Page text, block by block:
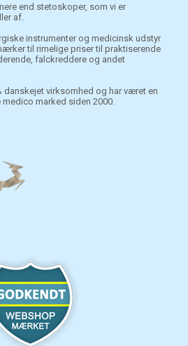
end stetoskoper, som vi er
af.
instrumenter og medicinsk udstyr
til rimelige priser til praktiserende
falckreddere og andet
danskejet virksomhed og har været en
marked siden 2000.